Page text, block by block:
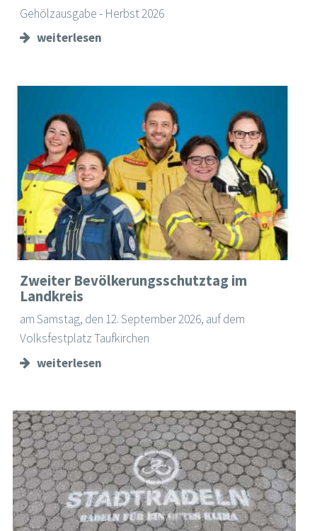
Gehölzausgabe - Herbst 2026
weiterlesen
Zweiter Bevölkerungsschutztag im
Landkreis
am Samstag, den 12. September 2026, auf dem
Volksfestplatz Taufkirchen
weiterlesen